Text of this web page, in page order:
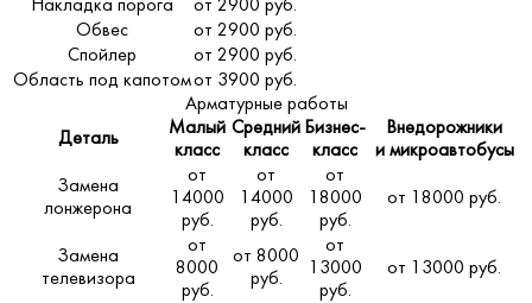
Накладка порога
от 2900 руб.
Обвес
от 2900 руб.
Спойлер
от 2900 руб.
Область под капотомот 3900 руб.
Арматурные работы
Деталь
Малый
класс
Средний
класс
Бизнес-
класс
Внедорожники
и микроавтобусы
Замена
лонжерона
от
14000
руб.
от
14000
руб.
от
18000
руб.
от 18000 руб.
Замена
телевизора
от
8000
руб.
от 8000
руб.
от
13000
руб.
от 13000 руб.